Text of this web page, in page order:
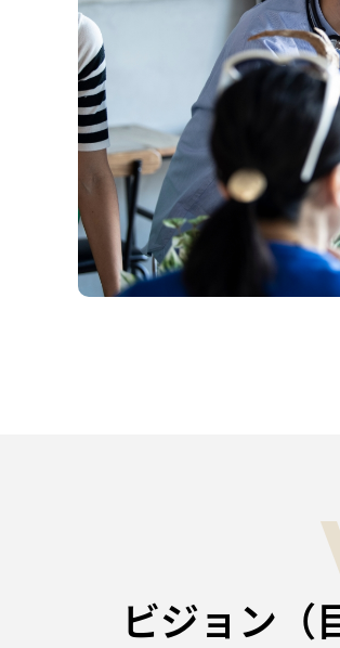
ビジョン（